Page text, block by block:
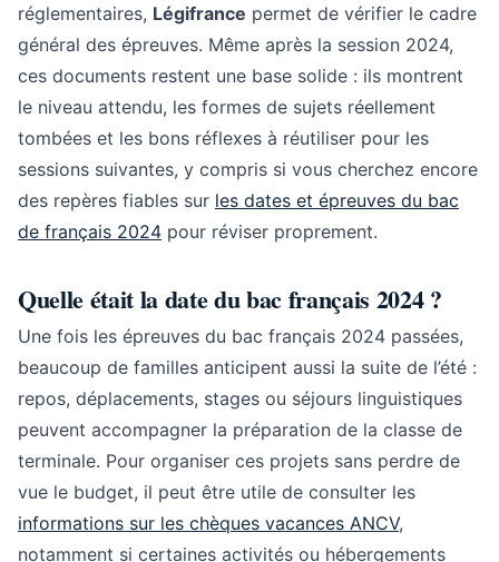
réglementaires, Légifrance permet de vérifier le cadre
général des épreuves. Même après la session 2024,
ces documents restent une base solide : ils montrent
le niveau attendu, les formes de sujets réellement
tombées et les bons réflexes à réutiliser pour les
sessions suivantes, y compris si vous cherchez encore
des repères fiables sur les dates et épreuves du bac
de français 2024 pour réviser proprement.
Quelle était la date du bac français 2024 ?
Une fois les épreuves du bac français 2024 passées,
beaucoup de familles anticipent aussi la suite de l’été :
repos, déplacements, stages ou séjours linguistiques
peuvent accompagner la préparation de la classe de
terminale. Pour organiser ces projets sans perdre de
vue le budget, il peut être utile de consulter les
informations sur les chèques vacances ANCV,
notamment si certaines activités ou hébergements